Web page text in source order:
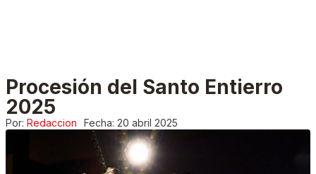
Procesión del Santo Entierro
2025
Por: Redaccion Fecha: 20 abril 2025